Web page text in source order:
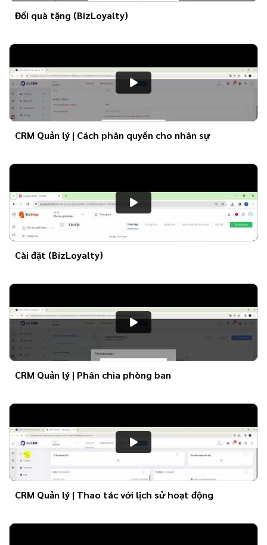
Đổi quà tặng (BizLoyalty)
CRM Quản lý | Cách phân quyền cho nhân sự
Cài đặt (BizLoyalty)
CRM Quản lý | Phân chia phòng ban
CRM Quản lý | Thao tác với lịch sử hoạt động